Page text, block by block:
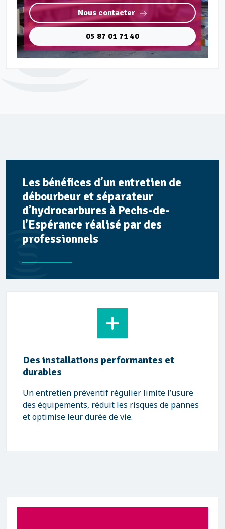
Nous contacter
05 87 01 71 40
Les bénéfices d’un entretien de
débourbeur et séparateur
d’hydrocarbures à Pechs-de-
l'Espérance réalisé par des
professionnels
Des installations performantes et
durables
Un entretien préventif régulier limite l’usure
des équipements, réduit les risques de pannes
et optimise leur durée de vie.